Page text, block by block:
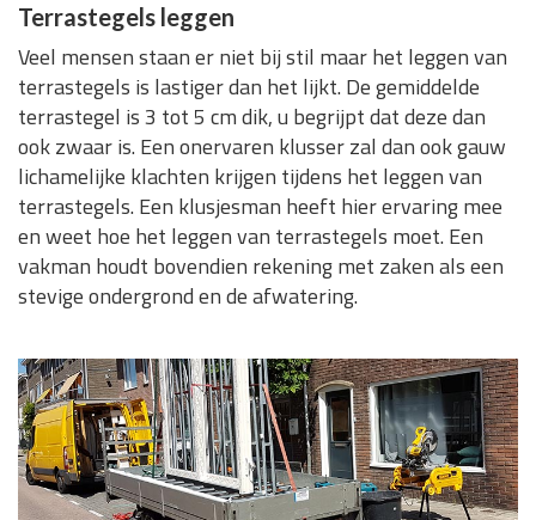
Terrastegels leggen
Veel mensen staan er niet bij stil maar het leggen van
terrastegels is lastiger dan het lijkt. De gemiddelde
terrastegel is 3 tot 5 cm dik, u begrijpt dat deze dan
ook zwaar is. Een onervaren klusser zal dan ook gauw
lichamelijke klachten krijgen tijdens het leggen van
terrastegels. Een klusjesman heeft hier ervaring mee
en weet hoe het leggen van terrastegels moet. Een
vakman houdt bovendien rekening met zaken als een
stevige ondergrond en de afwatering.